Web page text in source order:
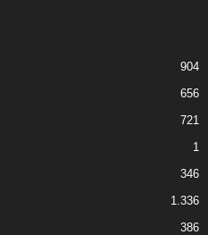
904
656
721
1
346
1.336
386